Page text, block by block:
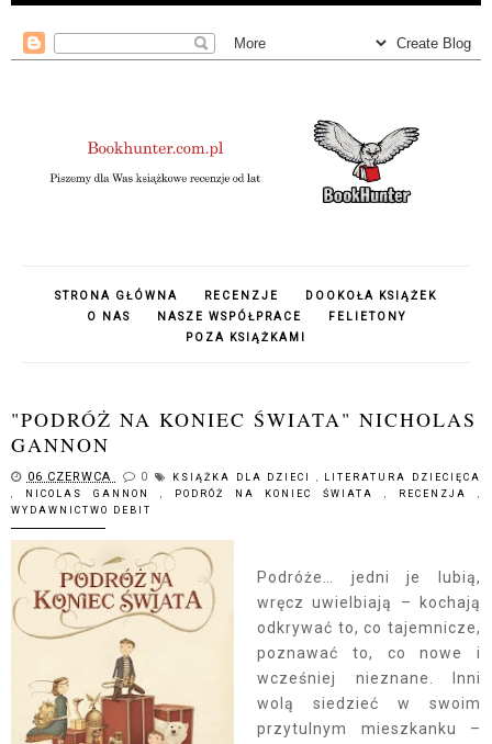
STRONA GŁÓWNA RECENZJE
DOOKOŁA KSIĄŻEK
O NAS
NASZE WSPÓŁPRACE
FELIETONY
POZA KSIĄŻKAMI
"PODRÓŻ NA KONIEC ŚWIATA" NICHOLAS
GANNON
06 CZERWCA 0 KSIĄŻKA DLA DZIECI , LITERATURA DZIECIĘCA
,
NICOLAS GANNON , PODRÓŻ NA KONIEC ŚWIATA, RECENZJA,
WYDAWNICTWO DEBIT
Podróże… jedni je lubią,
wręcz uwielbiają – kochają
odkrywać to, co tajemnicze,
poznawać to, co nowe i
wcześniej nieznane. Inni
wolą siedzieć w swoim
przytulnym mieszkanku –